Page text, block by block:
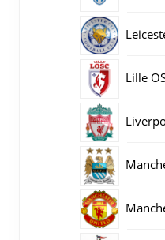
Lille